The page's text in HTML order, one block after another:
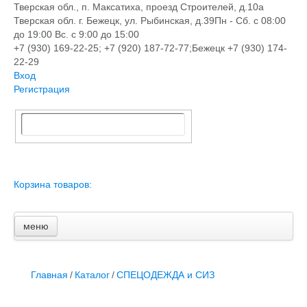
Тверская обл., п. Максатиха, проезд Строителей, д.10а
Тверская обл. г. Бежецк, ул. Рыбинская, д.39Пн - Сб. с 08:00
до 19:00 Вс. с 9:00 до 15:00
+7 (930) 169-22-25; +7 (920) 187-72-77;Бежецк +7 (930) 174-
22-29
Вход
Регистрация
Корзина товаров:
меню
Главная
Доставка и оплата
Главная / Каталог/СПЕЦОДЕЖДА и СИЗ